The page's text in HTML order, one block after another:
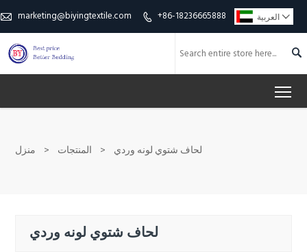
 marketing@biyingtextile.com  +86-18236665888 العربية 

منزل > المنتجات > لحاف شتوي لونه وردي
لحاف شتوي لونه وردي